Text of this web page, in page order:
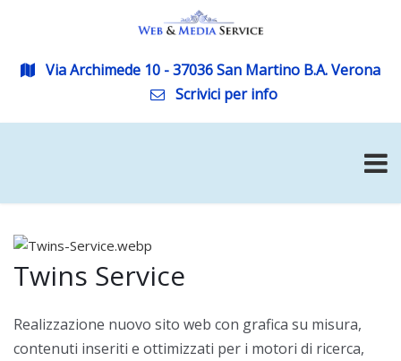
Via Archimede 10 - 37036 San Martino B.A. Verona
Scrivici per info
Twins Service
Realizzazione nuovo sito web con grafica su misura,
contenuti inseriti e ottimizzati per i motori di ricerca,